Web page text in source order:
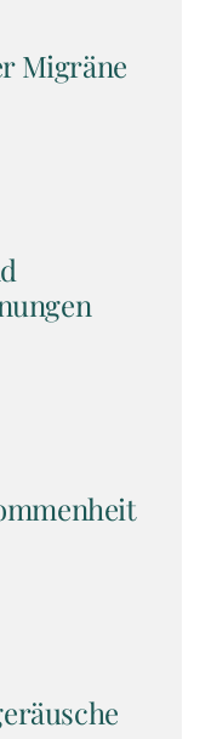
Migräne